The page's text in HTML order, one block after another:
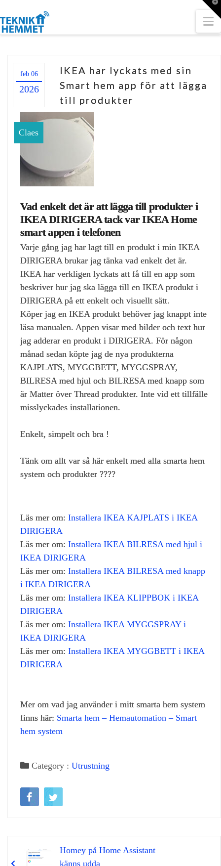
feb 06
2026
IKEA har lyckats med sin
Smart hem app för att lägga
till produkter
Claes
Vad enkelt det är att lägga till produkter i
IKEA DIRIGERA tack var IKEA Home
smart appen i telefonen
Varje gång jag har lagt till en produkt i min IKEA
DIRIGERA brukar jag tänka vad enkelt det är.
IKEA har verkligen lyckats att få till en app som
beskriver hur jag ska lägga till en IKEA produkt i
DIRIGERA på ett enkelt och visuellt sätt.
Köper jag en IKEA produkt behöver jag knappt inte
läsa manualen. Appen visar med bilder och text hur
jag adderar en produkt i DIRIGERA. För någon
månad sedan köpte jag de nya produkterna
KAJPLATS, MYGGBETT, MYGGSPRAY,
BILRESA med hjul och BILRESA med knapp som
är Matter över Thread produkter. Inte vid ett tillfälle
misslyckades installationen.
Enkelt, simpelt och bra !
Tänk om allt var så här enkelt med alla smarta hem
system och produkter ????
Läs mer om: Installera IKEA KAJPLATS i IKEA
DIRIGERA
Läs mer om: Installera IKEA BILRESA med hjul i
IKEA DIRIGERA
Läs mer om: Installera IKEA BILRESA med knapp
i IKEA DIRIGERA
Läs mer om: Installera IKEA KLIPPBOK i IKEA
DIRIGERA
Läs mer om: Installera IKEA MYGGSPRAY i
IKEA DIRIGERA
Läs mer om: Installera IKEA MYGGBETT i IKEA
DIRIGERA
Mer om vad jag använder i mitt smarta hem system
finns här: Smarta hem – Hemautomation – Smart
hem system
Category : Utrustning
Homey på Home Assistant
känns udda